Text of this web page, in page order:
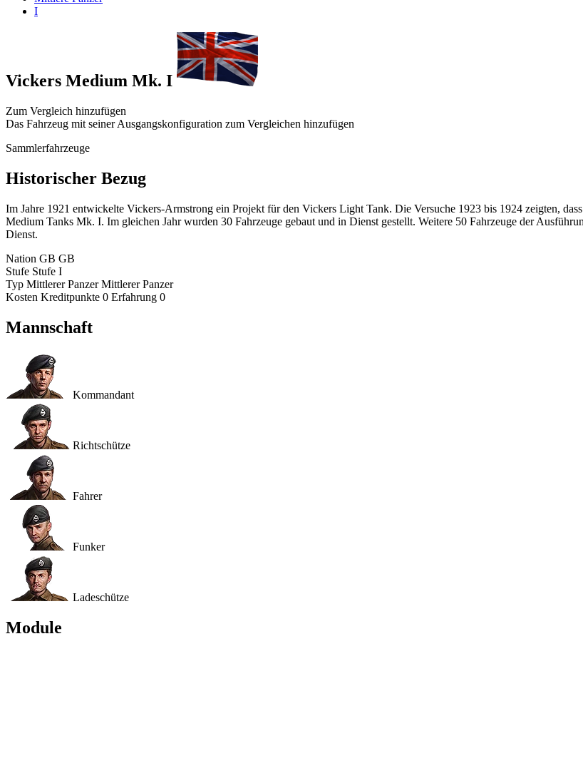
I
Vickers Medium Mk. I
Zum Vergleich hinzufügen
Das Fahrzeug mit seiner Ausgangskonfiguration zum Vergleichen hinzufügen
Sammlerfahrzeuge
Historischer Bezug
Im Jahre 1921 entwickelte Vickers-Armstrong ein Projekt für den Vickers Light Tank. Die Versuche 1923 bis 1924 zeigten,
Medium Tanks Mk. I. Im gleichen Jahr wurden 30 Fahrzeuge gebaut und in Dienst gestellt. Weitere 50 Fahrzeuge der
Dienst.
Nation GB GB
Stufe Stufe I
Typ Mittlerer Panzer Mittlerer Panzer
Kosten Kreditpunkte 0 Erfahrung 0
Mannschaft
Kommandant
Richtschütze
Fahrer
Funker
Ladeschütze
Module